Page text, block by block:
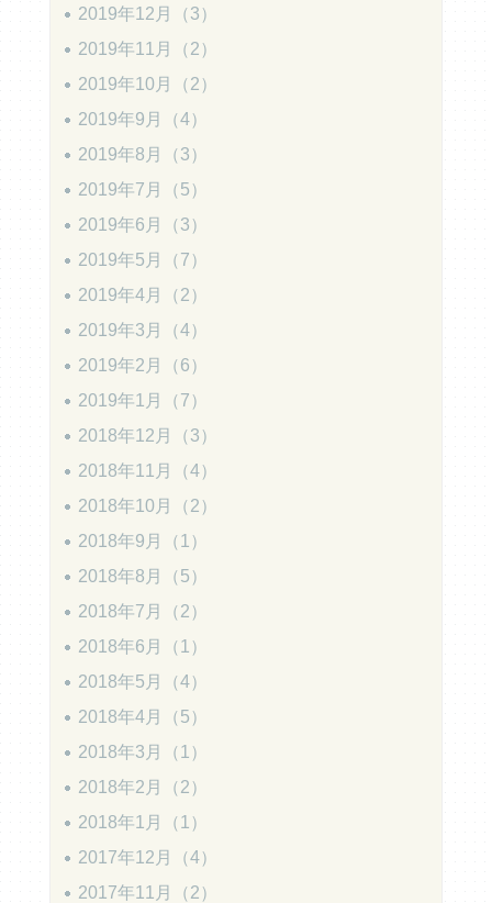
2019年12月（3）
2019年11月（2）
2019年10月（2）
2019年9月（4）
2019年8月（3）
2019年7月（5）
2019年6月（3）
2019年5月（7）
2019年4月（2）
2019年3月（4）
2019年2月（6）
2019年1月（7）
2018年12月（3）
2018年11月（4）
2018年10月（2）
2018年9月（1）
2018年8月（5）
2018年7月（2）
2018年6月（1）
2018年5月（4）
2018年4月（5）
2018年3月（1）
2018年2月（2）
2018年1月（1）
2017年12月（4）
2017年11月（2）